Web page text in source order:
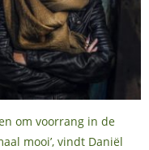
om voorrang in de
mooi’, vindt Daniël